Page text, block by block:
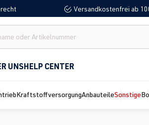
Versandkostenfrei ab
UNSHELP CENTER
KraftstoffversorgungAnbauteileSonstige